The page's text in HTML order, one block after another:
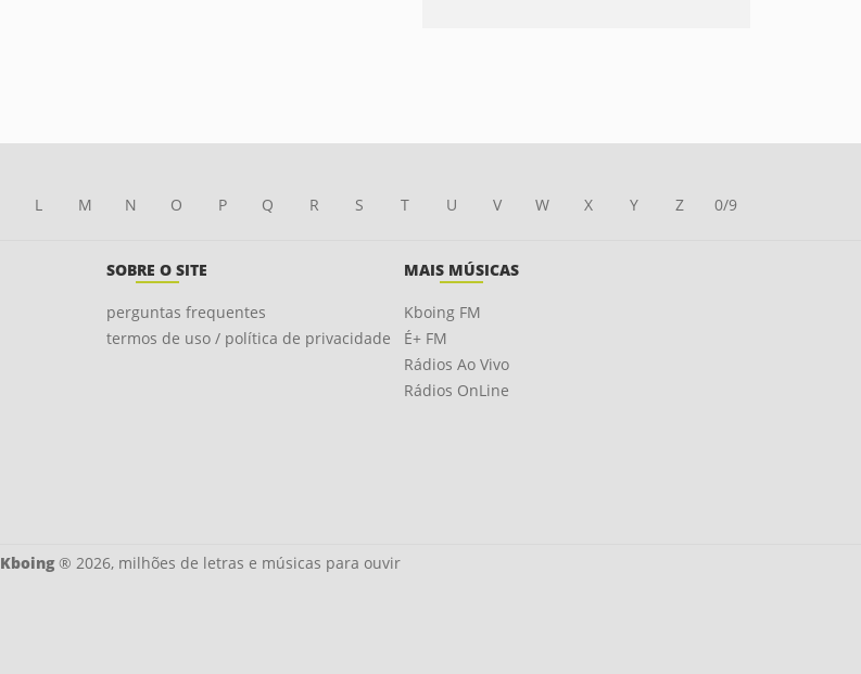
L M N O P Q R S T U V W X Y Z 0/9
SOBRE O SITE
perguntas frequentes
termos de uso / política de privacidade
MAIS MÚSICAS
Kboing FM
É+ FM
Rádios Ao Vivo
Rádios OnLine
Kboing® 2026, milhões de letras e músicas para ouvir